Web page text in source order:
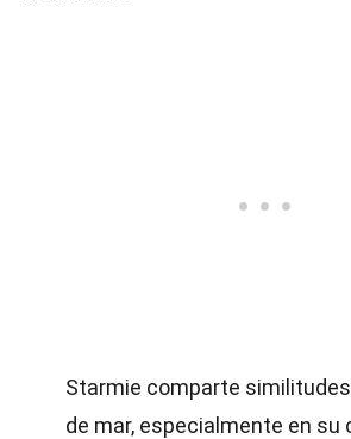
Starmie comparte
de mar, especialmente en su